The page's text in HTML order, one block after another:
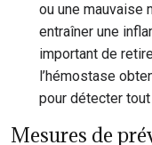
ou une mauvaise
entraîner une
important de
l’hémostase
pour détecter tout
Mesures de